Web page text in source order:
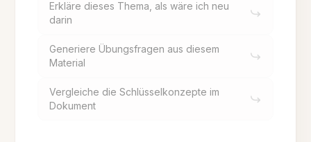
Erkläre dieses Thema, als wäre ich neu
darin
Generiere Übungsfragen aus diesem
Material
Vergleiche die Schlüsselkonzepte im
Dokument